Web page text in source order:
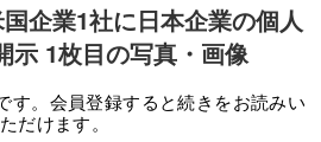
企業1社に日本企業の個人
示 1枚目の写真・画像
す。会員登録すると続きをお読みい
ただけます。